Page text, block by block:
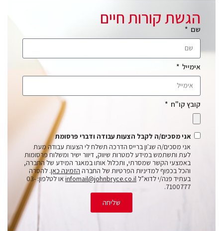
הגשת קורות חיים
שם
אימייל
קובץ קו"ח
אני מסכים/ה לקבל הצעות עבודה ודברי פרסומת
אני מסכים/ה שג'ון ברייס הדרכה תשלח לי הצעות עבודה מעת
לעת ותשתמש במידע למטרות שיווק, דיוור ישיר ומשלוח פרסומות
באמצעי הקשר שמסרתי, ותכלול אותו במאגר המידע של החברה,
והכל בכפוף למדיניות הפרטיות של החברה הזמינה כאן. להסרה
בעתיד פנה/י לדוא"ל infomail@johnbryce.co.il
או לטלפון: 03-
7100777.
שליחה